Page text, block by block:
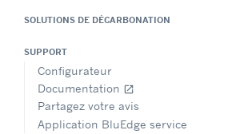
SOLUTIONS DE DÉCARBONATION
SUPPORT
Configurateur
Documentation open_in_new
Partagez votre avis
Application BluEdge service